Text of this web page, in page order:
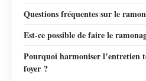
Questions fréquentes sur le
Est-ce possible de faire le
Pourquoi harmoniser l’entretien
foyer ?